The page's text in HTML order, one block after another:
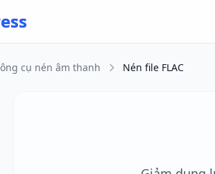
cụ nén âm thanh Nén file FLAC